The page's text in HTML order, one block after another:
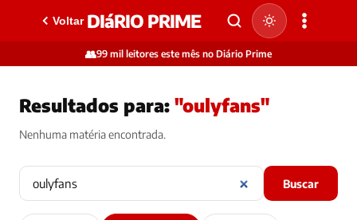
Voltar DIáRIO PRIME
👥99 mil leitores este mês no Diário Prime
Resultados para: "oulyfans"
Nenhuma matéria encontrada.
Buscar